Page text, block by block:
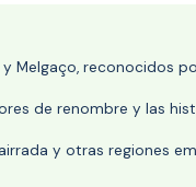
Melgaço, reconocidos
de renombre y las
y otras regiones